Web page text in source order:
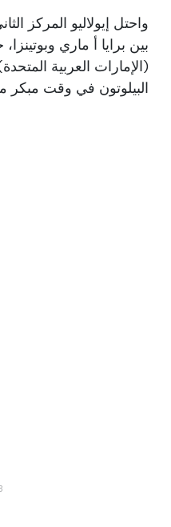
بين برايا أ ماري
(الإمارات العربية
البيلوتون في وقت مبكر